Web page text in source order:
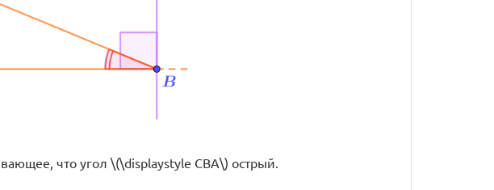
что угол \(\displaystyle CBA\) острый.